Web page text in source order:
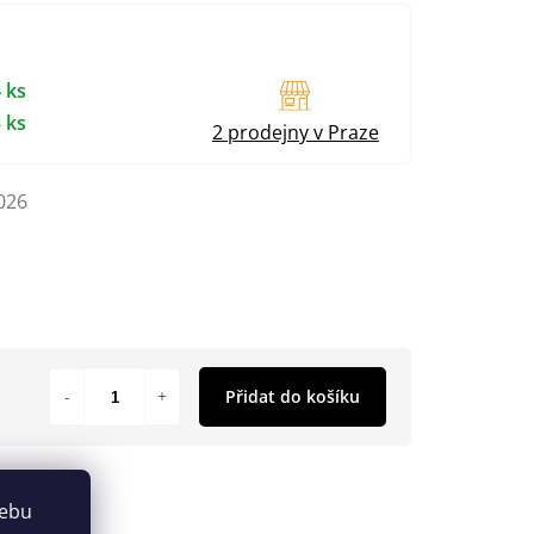
Přidat do košíku
ks
ks 2 prodejny v Praze